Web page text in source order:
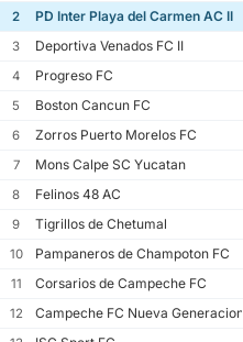
2
PD Inter Playa del Carmen AC II
3
Deportiva Venados FC II
4
Progreso FC
5
Boston Cancun FC
6
Zorros Puerto Morelos FC
7
Mons Calpe SC Yucatan
8
Felinos 48 AC
9
Tigrillos de Chetumal
10
Pampaneros de Champoton FC
11
Corsarios de Campeche FC
12
Campeche FC Nueva Generacion